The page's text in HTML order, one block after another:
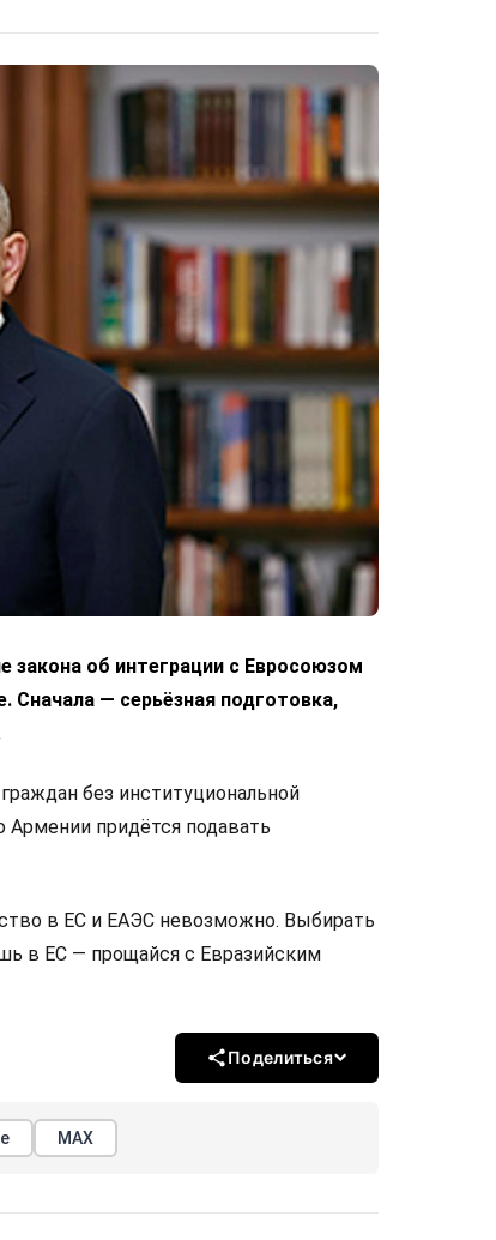
закона об интеграции с Евросоюзом
Сначала — серьёзная подготовка,
без институциональной
придётся подавать
в ЕС и ЕАЭС невозможно. Выбирать
в ЕС — прощайся с Евразийским
Поделиться
МАХ